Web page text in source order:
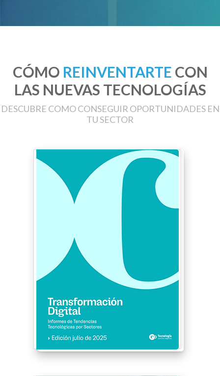
CÓMO REINVENTARTE CON
LAS NUEVAS TECNOLOGÍAS
DESCUBRE COMO CONSEGUIR OPORTUNIDADES EN
TU SECTOR